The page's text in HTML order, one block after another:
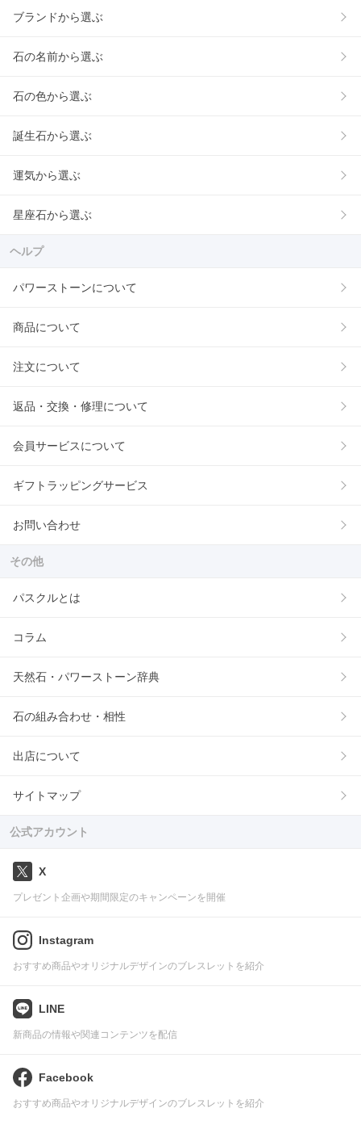
ブランドから選ぶ
石の名前から選ぶ
石の色から選ぶ
誕生石から選ぶ
運気から選ぶ
星座石から選ぶ
ヘルプ
パワーストーンについて
商品について
注文について
返品・交換・修理について
会員サービスについて
ギフトラッピングサービス
お問い合わせ
その他
パスクルとは
コラム
天然石・パワーストーン辞典
石の組み合わせ・相性
出店について
サイトマップ
公式アカウント
X
プレゼント企画や期間限定のキャンペーンを開催
Instagram
おすすめ商品やオリジナルデザインのブレスレットを紹介
LINE
新商品の情報や関連コンテンツを配信
Facebook
おすすめ商品やオリジナルデザインのブレスレットを紹介